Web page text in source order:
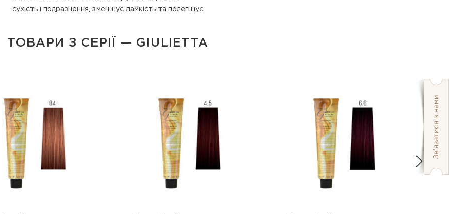
сухість і подразнення, зменшує ламкість та полегшує
ТОВАРИ З СЕРІЇ — GIULIETTA